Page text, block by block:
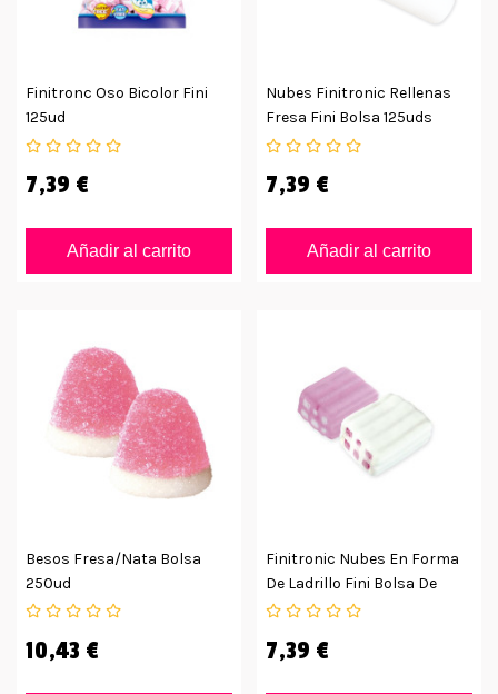
Finitronc Oso Bicolor Fini
125ud
7,39 €
Añadir al carrito
Nubes Finitronic Rellenas
Fresa Fini Bolsa 125uds
7,39 €
Añadir al carrito
Besos Fresa/nata Bolsa
250ud
10,43 €
Finitronic Nubes En Forma
De Ladrillo Fini Bolsa De
125uds
7,39 €